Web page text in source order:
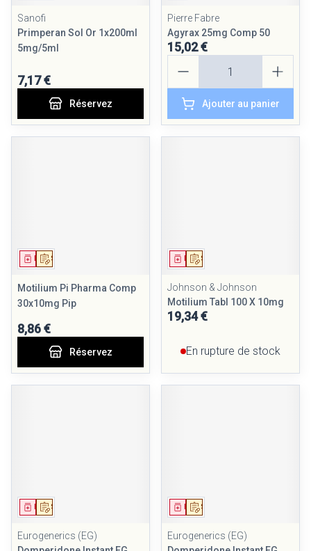
Sanofi
Primperan Sol Or 1x200ml
5mg/5ml
7,17 €
Réservez
Pierre Fabre
Agyrax 25mg Comp 50
15,02 €
Ajouter au panier
Sur prescription
Médicament
Motilium Pi Pharma Comp
30x10mg Pip
8,86 €
Réservez
Sur prescription
Médicament
Johnson & Johnson
Motilium Tabl 100 X 10mg
19,34 €
En rupture de stock
Sur prescription
Médicament
Eurogenerics (EG)
Sur prescription
Médicament
Eurogenerics (EG)